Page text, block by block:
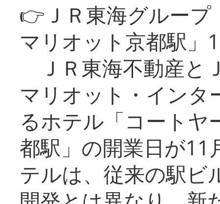
👉ＪＲ東海グルー
マリオット京都駅」
ＪＲ東海不動産と
マリオット・インタ
るホテル「コートヤ
都駅」の開業日が11
テルは、従来の駅ビ